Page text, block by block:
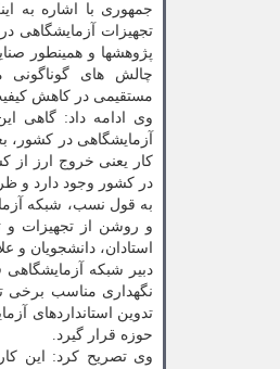
جمهوری با اشاره به
تجهیزات آزمایشگاهی
پژوهشها و همینطور
چالش های گوناگونی
مستقیمی در کاهش
وی ادامه داد: گاهی
آزمایشگاهی در کشور،
کار یعنی خروج ارز از
در کشور وجود دارد و
به قول نسب، شبکه
و روشن از تجهیزات و
استادان، دانشجویان و
دبیر شبکه
نگهداری مناسب برخی
تدوین استانداردهای
حوزه قرار گیرد.
وی تصریح کرد: این